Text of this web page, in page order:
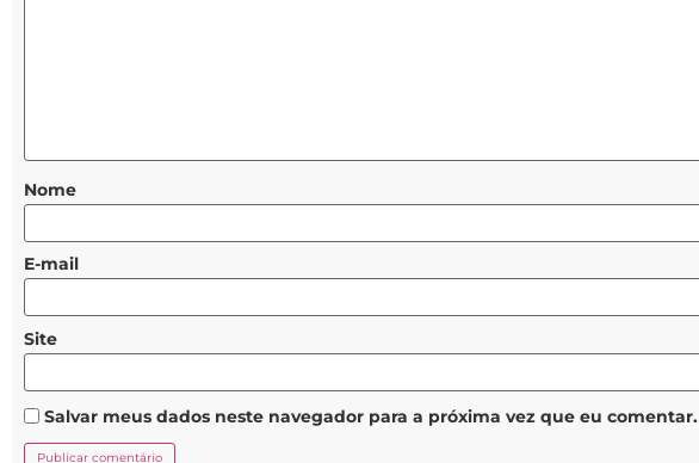
Nome
E-mail
Site
Salvar meus dados neste navegador para a próxima vez que eu comentar.